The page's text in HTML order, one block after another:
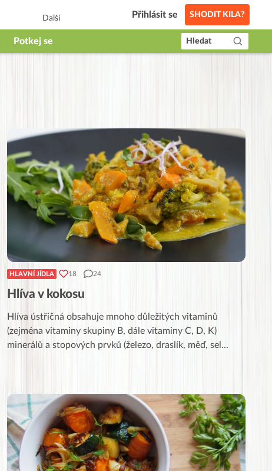
Další Přihlásit se SHODIT KILA?
Potkej se Hledat
HLAVNÍ JÍDLA 18 24
Hlíva v kokosu
Hlíva ústřičná obsahuje mnoho důležitých vitaminů
(zejména vitaminy skupiny B, dále vitaminy C, D, K)
minerálů a stopových prvků (železo, draslík, měď, sel...